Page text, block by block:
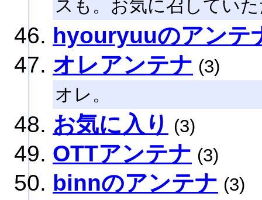
スも。お気に召してい
hyouryuuのアンテ
オレアンテナ (3)
オレ。
お気に入り (3)
OTTアンテナ (3)
binnのアンテナ (3)